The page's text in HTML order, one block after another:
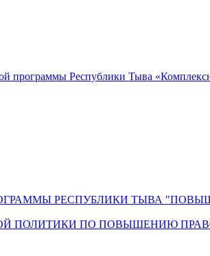
Республики Тыва
РЕСПУБЛИКИ ТЫВА
ПОЛИТИКИ ПО ПОВЫШЕНИЮ